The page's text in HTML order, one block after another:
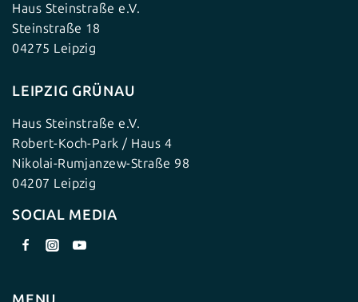
Haus Steinstraße e.V.
Steinstraße 18
04275 Leipzig
LEIPZIG GRÜNAU
Haus Steinstraße e.V.
Robert-Koch-Park / Haus 4
Nikolai-Rumjanzew-Straße 98
04207 Leipzig
SOCIAL MEDIA